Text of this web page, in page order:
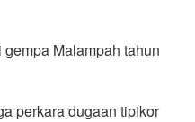
Malampah tahun
perkara dugaan tipikor